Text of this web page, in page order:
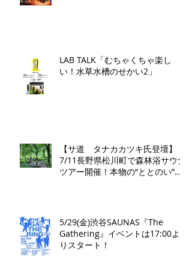
LAB TALK「むちゃくちゃ楽し
い！水草水槽のせかい2」
【サ道 タナカカツキ氏登壇】
7/11長野県松川町で森林浴サウナ
ツアー開催！本物の“ととのい”を
5/29(金)渋谷SAUNAS『The
Gathering』イベントは17:00よ
りスタート！